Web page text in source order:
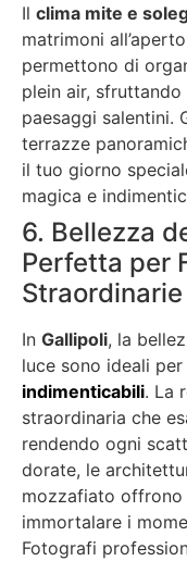
Il clima mite e
matrimoni
permettono di
plein air,
paesaggi
terrazze
il tuo giorno
magica e
6. Bellezza
Perfetta per
Straordinarie
In Gallipoli, la
luce sono ideali
indimenticabili. La
straordinaria che
rendendo ogni
dorate, le
mozzafiato
immortalare i
Fotografi